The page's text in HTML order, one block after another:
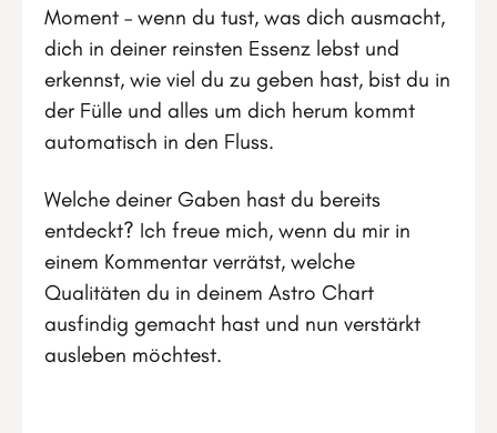
Moment – wenn du tust, was dich ausmacht,
dich in deiner reinsten Essenz lebst und
erkennst, wie viel du zu geben hast, bist du in
der Fülle und alles um dich herum kommt
automatisch in den Fluss.
Welche deiner Gaben hast du bereits
entdeckt? Ich freue mich, wenn du mir in
einem Kommentar verrätst, welche
Qualitäten du in deinem Astro Chart
ausfindig gemacht hast und nun verstärkt
ausleben möchtest.